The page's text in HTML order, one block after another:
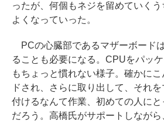
ったが、何個もネジを留めていく
よくなっていった。
PCの心臓部であるマザーボード
ることも必要になる。CPUをパッ
もちょっと慣れない様子。確かに
ドされ、さらに取り出して、それ
付けるなんて作業、初めての人にと
だろう。高橋氏がサポートしなが